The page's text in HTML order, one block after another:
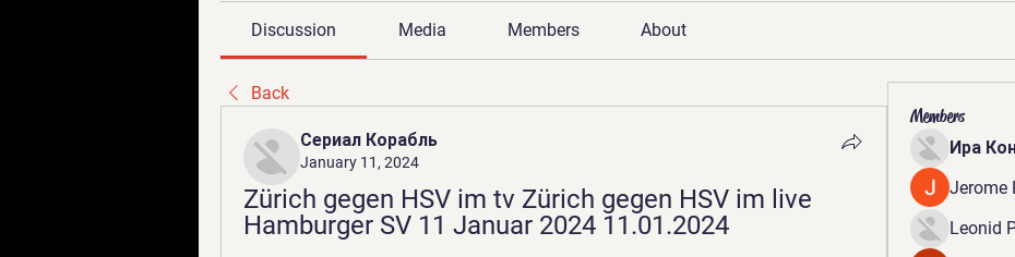
Discussion Media Members About
Back
Сериал Корабль
January 11, 2024
Zürich gegen HSV im tv Zürich gegen HSV im live
Hamburger SV 11 Januar 2024 11.01.2024
Members
Ира
Jerome
Leonid